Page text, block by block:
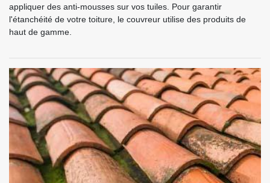
appliquer des anti-mousses sur vos tuiles. Pour garantir
l'étanchéité de votre toiture, le couvreur utilise des produits de
haut de gamme.